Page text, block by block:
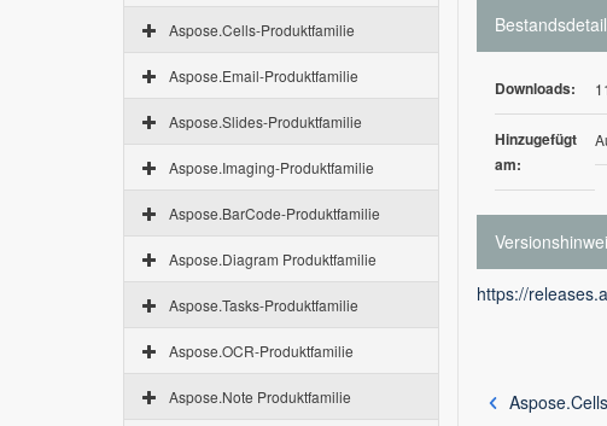
Aspose.Cells-Produktfamilie
Aspose.Email-Produktfamilie
Aspose.Slides-Produktfamilie
Aspose.Imaging-Produktfamilie
Aspose.BarCode-Produktfamilie
Aspose.Diagram Produktfamilie
Aspose.Tasks-Produktfamilie
Aspose.OCR-Produktfamilie
Aspose.Note Produktfamilie
Downloads:
Hinzugefügt
am:
https://